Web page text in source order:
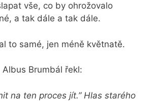
vše, co by ohrožovalo
a tak dále a tak dále.
to samé, jen méně květnatě.
Brumbál řekl:
na ten proces jít.” Hlas starého